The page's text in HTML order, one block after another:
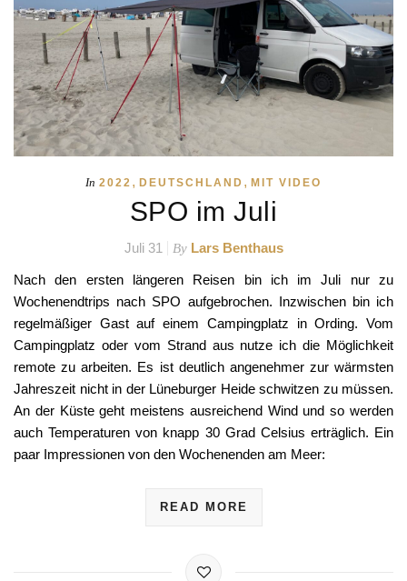
In 2022 , DEUTSCHLAND , MIT VIDEO
SPO im Juli
Juli 31 By Lars Benthaus
Nach den ersten längeren Reisen bin ich im Juli nur zu
Wochenendtrips nach SPO aufgebrochen. Inzwischen bin ich
regelmäßiger Gast auf einem Campingplatz in Ording. Vom
Campingplatz oder vom Strand aus nutze ich die Möglichkeit
remote zu arbeiten. Es ist deutlich angenehmer zur wärmsten
Jahreszeit nicht in der Lüneburger Heide schwitzen zu müssen.
An der Küste geht meistens ausreichend Wind und so werden
auch Temperaturen von knapp 30 Grad Celsius erträglich. Ein
paar Impressionen von den Wochenenden am Meer:
READ MORE